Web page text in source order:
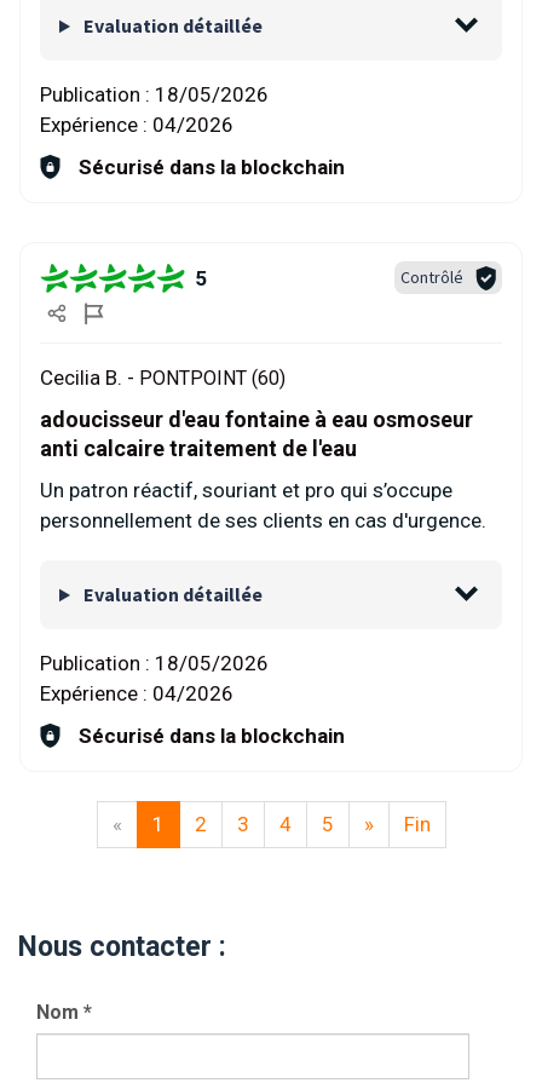
Evaluation détaillée
Publication : 18/05/2026
Expérience : 04/2026
Sécurisé dans la blockchain
5 Contrôlé
Cecilia B. - PONTPOINT (60)
adoucisseur d'eau fontaine à eau osmoseur
anti calcaire traitement de l'eau
Un patron réactif, souriant et pro qui s’occupe
personnellement de ses clients en cas d'urgence.
Evaluation détaillée
Publication : 18/05/2026
Expérience : 04/2026
Sécurisé dans la blockchain
« 1 2 3 4 5 » Fin
Nous contacter :
Nom *